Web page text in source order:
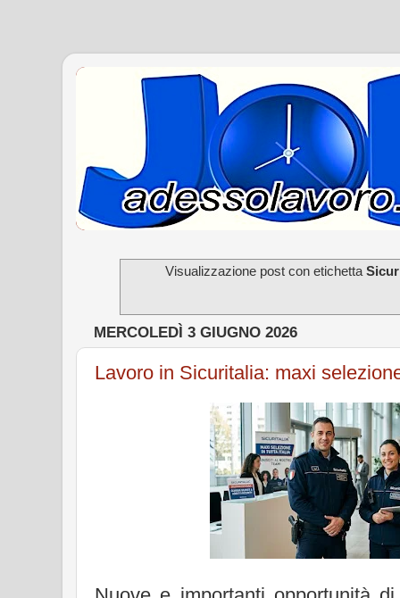
Visualizzazione post con etichetta
MERCOLEDÌ 3 GIUGNO 2026
Lavoro in Sicuritalia: maxi